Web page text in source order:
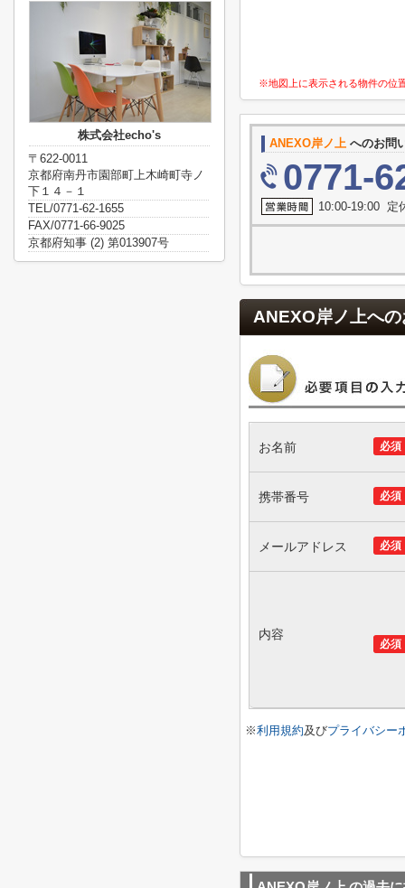
※地図上に表示される物件の位
ANEXO岸ノ上 へのお問
0771-
10:00-19:00 定
ANEXO岸ノ上へ
必須
お名前
必須
携帯番号
必須
メールアドレス
必須
内容
※利用規約及びプライバシー
株式会社echo's
〒622-0011
京都府南丹市園部町上木崎町寺ノ
下１４－１
TEL/0771-62-1655
FAX/0771-66-9025
京都府知事 (2) 第013907号